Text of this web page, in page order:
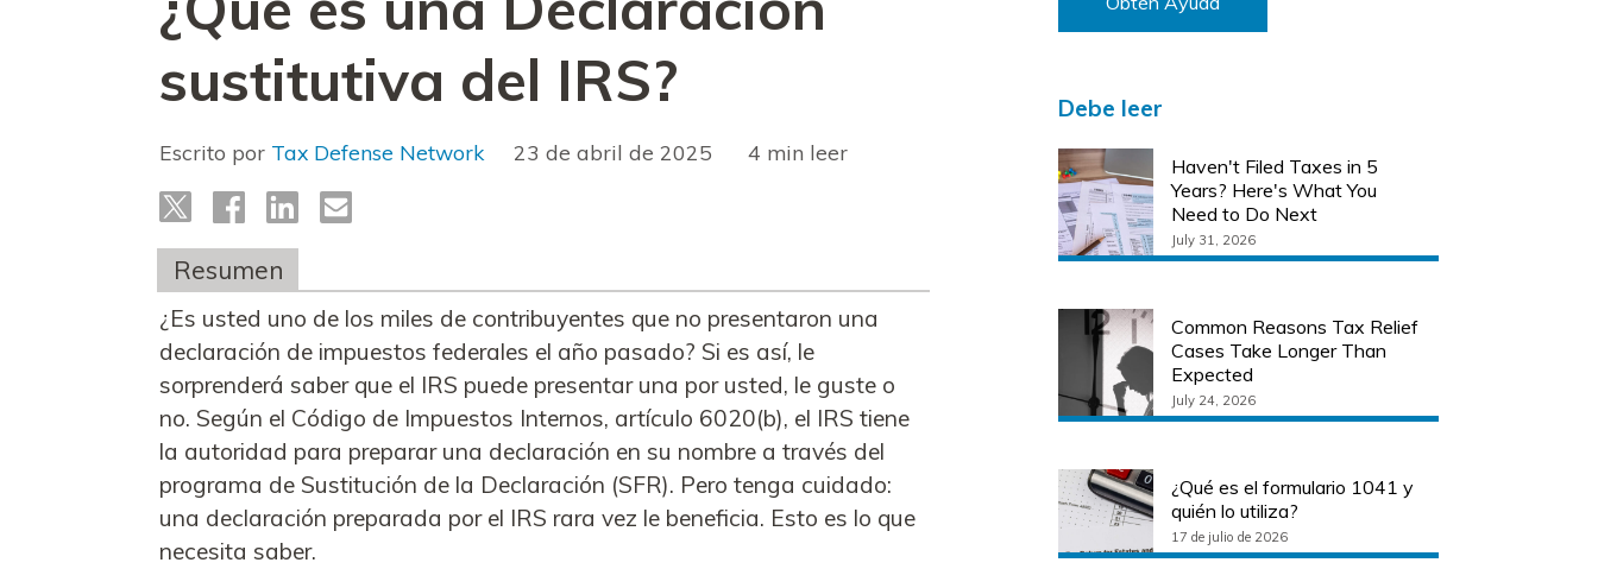
sustitutiva del IRS?
Escrito por Tax Defense Network 23 de abril de 2025 leer
Resumen
¿Es usted uno de los miles de contribuyentes que no presentaron una
declaración de impuestos federales el año pasado? Si es así, le
sorprenderá saber que el IRS puede presentar una por usted, le guste o
no. Según el Código de Impuestos Internos, artículo 6020(b), el IRS tiene
la autoridad para preparar una declaración en su nombre a través del
programa de Sustitución de la Declaración (SFR). Pero tenga cuidado:
una declaración preparada por el IRS rara vez le beneficia. Esto es lo que
necesita saber.
Debe leer
Haven't Filed Taxes in 5
Years? Here's What You
Need to Do Next
July 31, 2026
Common Reasons Tax Relief
Cases Take Longer Than
Expected
July 24, 2026
¿Qué es el formulario 1041 y
quién lo utiliza?
17 de julio de 2026